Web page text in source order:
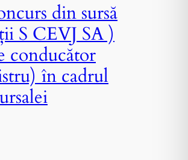
din sursă
S CEVJ SA )
conducător
în cadrul